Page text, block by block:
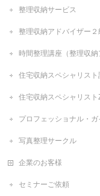
整理収納サービス
整理収納アドバイザー２
時間整理講座（整理収納
住宅収納スペシャリスト
住宅収納スペシャリスト
プロフェッショナル・
写真整理サークル
企業のお客様
セミナーご依頼